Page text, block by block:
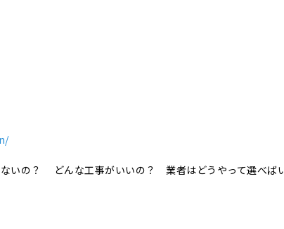
いの？ どんな工事がいいの？ 業者はどうやって選べば